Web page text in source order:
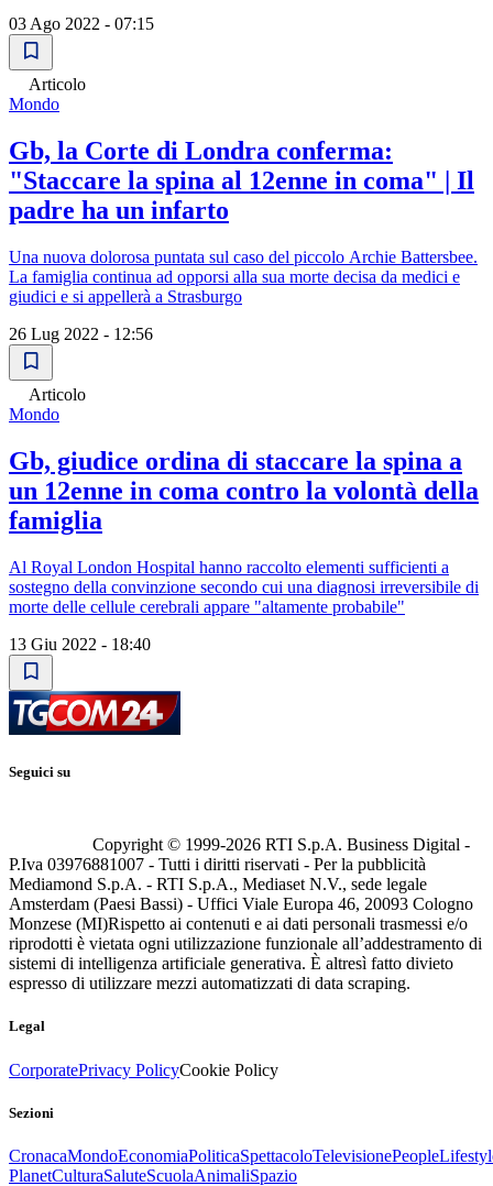
03 Ago 2022 - 07:15
Articolo
Mondo
Gb, la Corte di Londra conferma:
"Staccare la spina al 12enne in coma" | Il
padre ha un infarto
Una nuova dolorosa puntata sul caso del piccolo Archie Battersbee.
La famiglia continua ad opporsi alla sua morte decisa da medici e
giudici e si appellerà a Strasburgo
26 Lug 2022 - 12:56
Articolo
Mondo
Gb, giudice ordina di staccare la spina a
un 12enne in coma contro la volontà della
famiglia
Al Royal London Hospital hanno raccolto elementi sufficienti a
sostegno della convinzione secondo cui una diagnosi irreversibile di
morte delle cellule cerebrali appare "altamente probabile"
13 Giu 2022 - 18:40
Seguici su
Copyright © 1999-2026 RTI S.p.A. Business Digital -
P.Iva 03976881007 - Tutti i diritti riservati - Per la pubblicità
Mediamond S.p.A. - RTI S.p.A., Mediaset N.V., sede legale
Amsterdam (Paesi Bassi) - Uffici Viale Europa 46, 20093 Cologno
Monzese (MI)Rispetto ai contenuti e ai dati personali trasmessi e/o
riprodotti è vietata ogni utilizzazione funzionale all’addestramento di
sistemi di intelligenza artificiale generativa. È altresì fatto divieto
espresso di utilizzare mezzi automatizzati di data scraping.
Legal
CorporatePrivacy PolicyCookie Policy
Sezioni
CronacaMondoEconomiaPoliticaSpettacoloTelevisionePeople
PlanetCulturaSaluteScuolaAnimaliSpazio